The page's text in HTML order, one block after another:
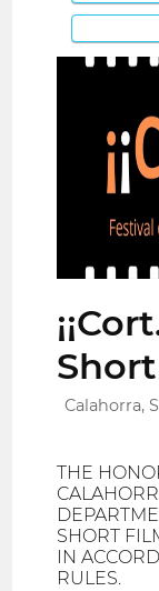
Calahorra,
THE
SHORT
IN
RULES.